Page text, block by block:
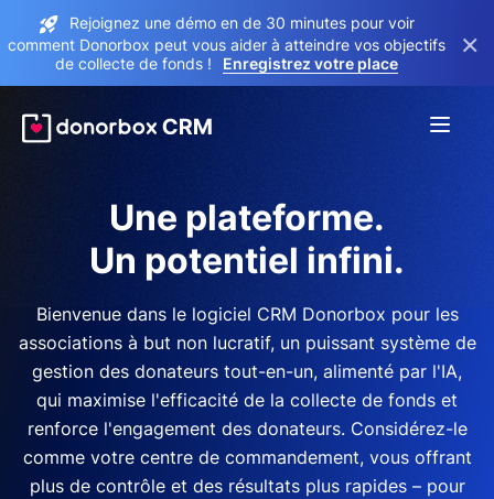
Rejoignez une démo en de 30 minutes pour voir
comment Donorbox peut vous aider à atteindre vos objectifs
de collecte de fonds !
Enregistrez votre place
×
Une plateforme.
Un potentiel infini.
Bienvenue dans le logiciel CRM Donorbox pour les
associations à but non lucratif, un puissant système de
gestion des donateurs tout-en-un, alimenté par l'IA,
qui maximise l'efficacité de la collecte de fonds et
renforce l'engagement des donateurs. Considérez-le
comme votre centre de commandement, vous offrant
plus de contrôle et des résultats plus rapides – pour